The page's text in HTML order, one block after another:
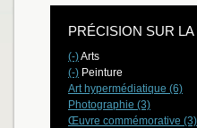
PRÉCISION SUR
(-)Arts
(-) Peinture
Art hypermédiatique (6)
Photographie (3)
Œuvre commémorative (3)